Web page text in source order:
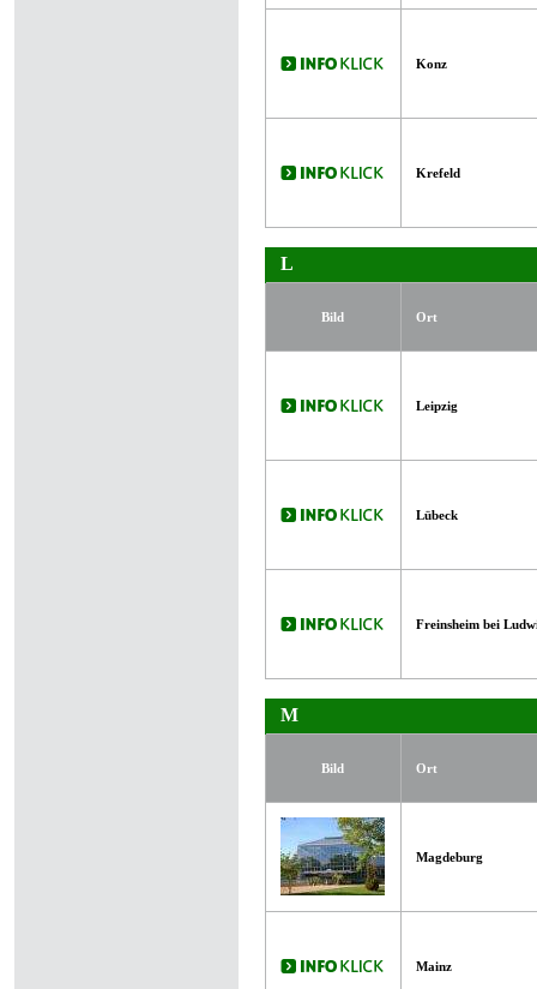
Konz
Krefeld
L
Bild Ort
Leipzig
Lübeck
Freinsheim bei
M
Bild Ort
Magdeburg
Mainz